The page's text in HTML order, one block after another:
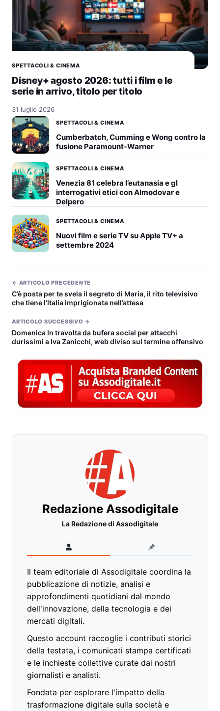
SPETTACOLI & CINEMA
Disney+ agosto 2026: tutti i film e le
serie in arrivo, titolo per titolo
31 luglio 2026
SPETTACOLI & CINEMA
Cumberbatch, Cumming e Wong contro la
fusione Paramount-Warner
SPETTACOLI & CINEMA
Venezia 81 celebra l’eutanasia e gl
interrogativi etici con Almodovar e
Delpero
SPETTACOLI & CINEMA
Nuovi film e serie TV su Apple TV+ a
settembre 2024
← ARTICOLO PRECEDENTE
C’è posta per te svela il segreto di Maria, il rito televisivo
che tiene l’Italia imprigionata nell’attesa
ARTICOLO SUCCESSIVO →
Domenica In travolta da bufera social per attacchi
durissimi a Iva Zanicchi, web diviso sul termine offensivo
Redazione Assodigitale
La Redazione di Assodigitale
Il team editoriale di Assodigitale coordina la
pubblicazione di notizie, analisi e
approfondimenti quotidiani dal mondo
dell'innovazione, della tecnologia e dei
mercati digitali.
Questo account raccoglie i contributi storici
della testata, i comunicati stampa certificati
e le inchieste collettive curate dai nostri
giornalisti e analisti.
Fondata per esplorare l'impatto della
trasformazione digitale sulla società e